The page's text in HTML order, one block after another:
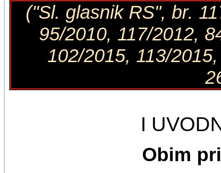
("Sl. glasnik RS", br.
95/2010, 117/2012,
102/2015, 113/
I
Obim